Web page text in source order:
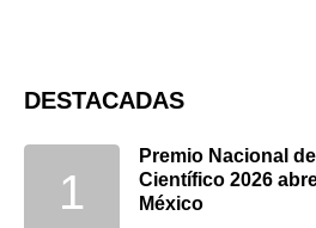
DESTACADAS
Premio Nacional
Científico 2026
México